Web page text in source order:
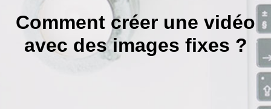
Comment créer une vidéo
avec des images fixes ?